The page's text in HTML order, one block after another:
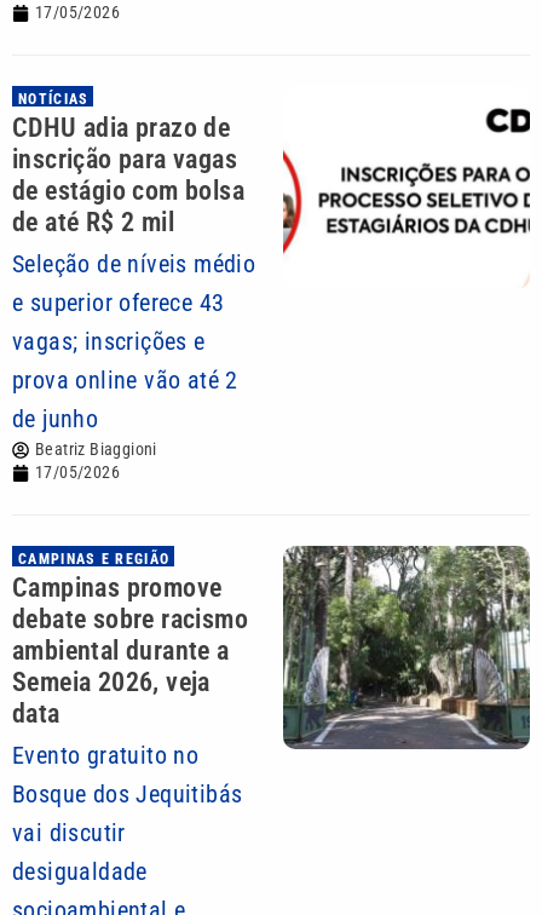
17/05/2026
NOTÍCIAS
CDHU adia prazo de
inscrição para vagas
de estágio com bolsa
de até R$ 2 mil
Seleção de níveis médio
e superior oferece 43
vagas; inscrições e
prova online vão até 2
de junho
Beatriz Biaggioni
17/05/2026
CAMPINAS E REGIÃO
Campinas promove
debate sobre racismo
ambiental durante a
Semeia 2026, veja
data
Evento gratuito no
Bosque dos Jequitibás
vai discutir
desigualdade